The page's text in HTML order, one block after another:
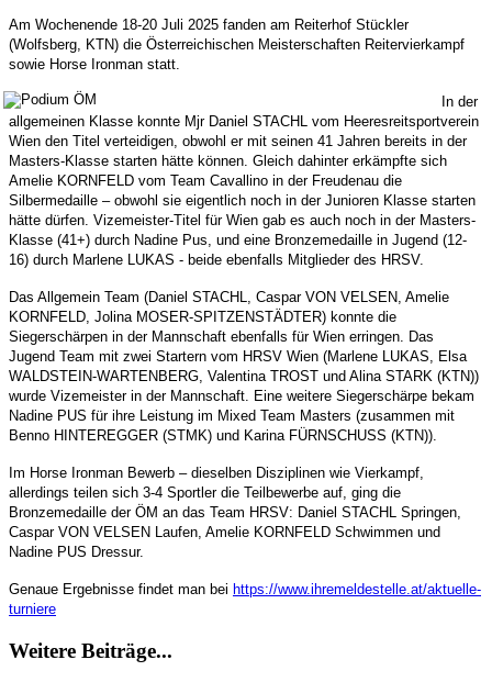
Am Wochenende 18-20 Juli 2025 fanden am Reiterhof Stückler
(Wolfsberg, KTN) die Österreichischen Meisterschaften Reitervierkampf
sowie Horse Ironman statt.
In der
allgemeinen Klasse konnte Mjr Daniel STACHL vom Heeresreitsportverein
Wien den Titel verteidigen, obwohl er mit seinen 41 Jahren bereits in der
Masters-Klasse starten hätte können. Gleich dahinter erkämpfte sich
Amelie KORNFELD vom Team Cavallino in der Freudenau die
Silbermedaille – obwohl sie eigentlich noch in der Junioren Klasse starten
hätte dürfen. Vizemeister-Titel für Wien gab es auch noch in der Masters-
Klasse (41+) durch Nadine Pus, und eine Bronzemedaille in Jugend (12-
16) durch Marlene LUKAS - beide ebenfalls Mitglieder des HRSV.
Das Allgemein Team (Daniel STACHL, Caspar VON VELSEN, Amelie
KORNFELD, Jolina MOSER-SPITZENSTÄDTER) konnte die
Siegerschärpen in der Mannschaft ebenfalls für Wien erringen. Das
Jugend Team mit zwei Startern vom HRSV Wien (Marlene LUKAS, Elsa
WALDSTEIN-WARTENBERG, Valentina TROST und Alina STARK (KTN))
wurde Vizemeister in der Mannschaft. Eine weitere Siegerschärpe bekam
Nadine PUS für ihre Leistung im Mixed Team Masters (zusammen mit
Benno HINTEREGGER (STMK) und Karina FÜRNSCHUSS (KTN)).
Im Horse Ironman Bewerb – dieselben Disziplinen wie Vierkampf,
allerdings teilen sich 3-4 Sportler die Teilbewerbe auf, ging die
Bronzemedaille der ÖM an das Team HRSV: Daniel STACHL Springen,
Caspar VON VELSEN Laufen, Amelie KORNFELD Schwimmen und
Nadine PUS Dressur.
Genaue Ergebnisse findet man bei https://www.ihremeldestelle.at/aktuelle-
turniere
Weitere Beiträge...